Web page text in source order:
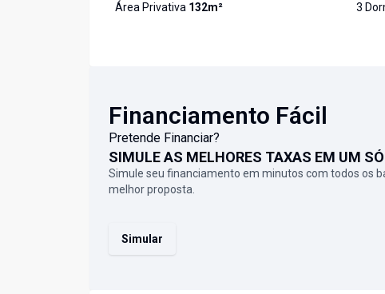
Área Privativa 132m² 3
Financiamento Fácil
Pretende Financiar?
SIMULE AS MELHORES TAXAS EM UM
Simule seu financiamento em minutos com todos os
melhor proposta.
Simular